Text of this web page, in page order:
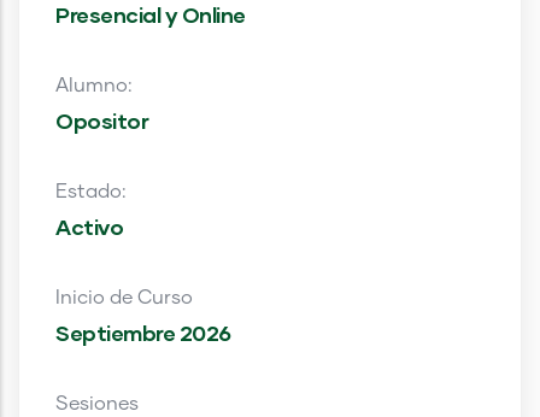
Presencial y Online
Alumno:
Opositor
Estado:
Activo
Inicio de Curso
Septiembre 2026
Sesiones